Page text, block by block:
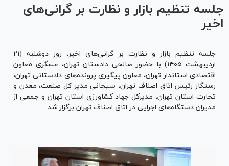
جلسه تنظیم بازار و نظارت بر گرانی‌های
اخیر
جلسه تنظیم بازار و نظارت بر گرانی‌های اخیر، روز دوشنبه (۲۱
اردیبهشت ۱۴۰۵) با حضور صالحی دادستان تهران، عسگری معاون
اقتصادی استاندار تهران، معاون پیگیری پرونده‌های دادستانی تهران،
رستگار رئیس اتاق اصناف تهران، سیجانی مدیر کل صنعت، معدن و
تجارت استان تهران، مدیرکل جهاد کشاورزی استان تهران و جمعی از
مدیران دستگاه‌های اجرایی در اتاق اصناف تهران برگزار شد.